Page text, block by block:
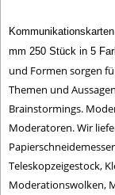
mm 250 Stück in 5
und Formen sorgen
Themen und
Brainstormings.
Moderatoren. Wir
Teleskopzeigestock,
Moderationswolken,